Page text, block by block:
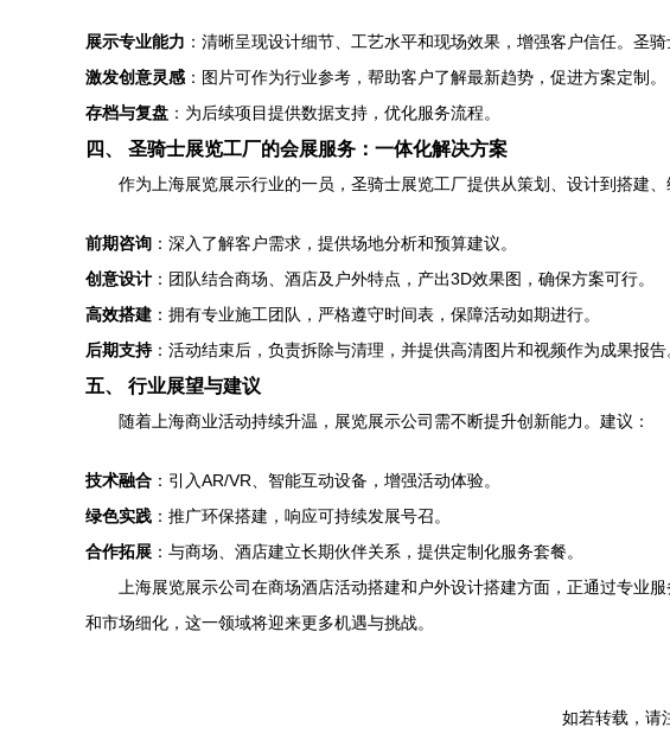
展示专业能力 ：清晰呈现设计细节、工艺水平和现场效果，增强客户信任。圣
激发创意灵感 ：图片可作为行业参考，帮助客户了解最新趋势，促进方案定制。
存档与复盘 ：为后续项目提供数据支持，优化服务流程。
四、 圣骑士展览工厂的会展服务：一体化解决方案
作为上海展览展示行业的一员，圣骑士展览工厂提供从策划、设计到搭建、
前期咨询 ：深入了解客户需求，提供场地分析和预算建议。
创意设计 ：团队结合商场、酒店及户外特点，产出3D效果图，确保方案可行。
高效搭建 ：拥有专业施工团队，严格遵守时间表，保障活动如期进行。
后期支持：活动结束后，负责拆除与清理，并提供高清图片和视频作为成果报告
五、 行业展望与建议
随着上海商业活动持续升温，展览展示公司需不断提升创新能力。建议：
技术融合 ：引入AR/VR、智能互动设备，增强活动体验。
绿色实践 ：推广环保搭建，响应可持续发展号召。
合作拓展 ：与商场、酒店建立长期伙伴关系，提供定制化服务套餐。
上海展览展示公司在商场酒店活动搭建和户外设计搭建方面，正通过专
和市场细化，这一领域将迎来更多机遇与挑战。
如若转载，请